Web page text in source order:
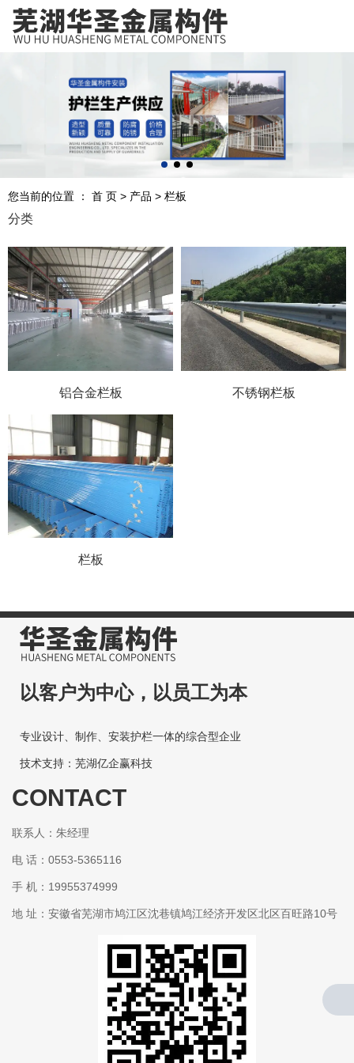
安装服务，欢迎咨询！
护栏设计、制作、安装一站式服务
业务咨询电话
0553-5365116
19955374999
您当前的位置 ： 首 页 > 产品 > 栏板
分类
铝合金栏板 不锈钢栏板
栏板
以客户为中心，以员工为本
专业设计、制作、安装护栏一体的综合型企业
技术支持：芜湖亿企赢科技
CONTACT
联系人：朱经理
电 话：0553-5365116
手 机：19955374999
地 址：安徽省芜湖市鸠江区沈巷镇鸠江经济开发区北区百旺路10号